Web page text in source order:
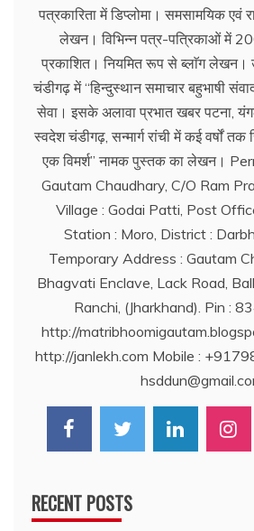
पत्रकारिता में डिप्लोमा। समसामयिक एवं
लेखन। विभिन्न पत्र-पत्रिकाओं में
प्रकाशित। नियमित रूप से ब्लाॅग लेखन।
चंडीगढ़ में ‘‘हिन्दुस्थान समाचार बहुभाषी
सेवा। इसके अलावा प्रभात खबर पटना,
स्वदेश चंडीगढ़, सन्मार्ग रांची में कई वर्षों तक
एक विमर्श’’ नामक पुस्तक का लेखन।
Gautam Chaudhary, C/O Ram
Village : Godai Patti, Post
Station : Moro, District :
Temporary Address : Gautam
Bhagvati Enclave, Lack Road,
Ranchi, (Jharkhand). Pin :
http://
http://janlekh.com Mobile :
RECENT POSTS